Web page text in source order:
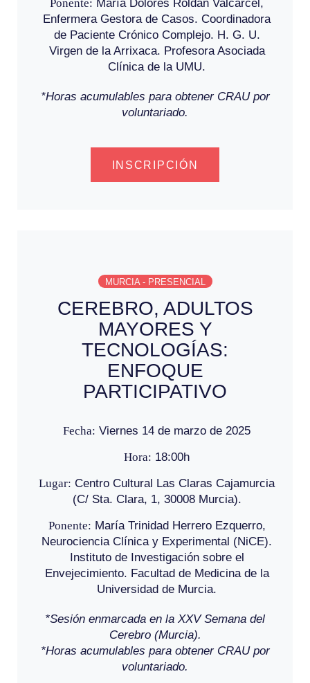
Ponente: María Dolores Roldán Valcárcel,
Enfermera Gestora de Casos. Coordinadora
de Paciente Crónico Complejo. H. G. U.
Virgen de la Arrixaca. Profesora Asociada
Clínica de la UMU.
*Horas acumulables para obtener CRAU por
voluntariado.
INSCRIPCIÓN
MURCIA - PRESENCIAL
CEREBRO, ADULTOS
MAYORES Y
TECNOLOGÍAS:
ENFOQUE
PARTICIPATIVO
Fecha: Viernes 14 de marzo de 2025
Hora: 18:00h
Lugar: Centro Cultural Las Claras Cajamurcia
(C/ Sta. Clara, 1, 30008 Murcia).
Ponente: María Trinidad Herrero Ezquerro,
Neurociencia Clínica y Experimental (NiCE).
Instituto de Investigación sobre el
Envejecimiento. Facultad de Medicina de la
Universidad de Murcia.
*Sesión enmarcada en la XXV Semana del
Cerebro (Murcia).
*Horas acumulables para obtener CRAU por
voluntariado.